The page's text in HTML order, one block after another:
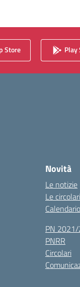
Store Play
Novità
Le notizie
Le circolari
PN
PNRR
Circolari